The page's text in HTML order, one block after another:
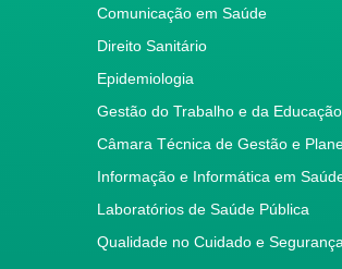
Comunicação em Saúde
Direito Sanitário
Epidemiologia
Gestão do Trabalho e da
Câmara Técnica de Gestão e
Informação e Informática em
Laboratórios de Saúde Pública
Qualidade no Cuidado e